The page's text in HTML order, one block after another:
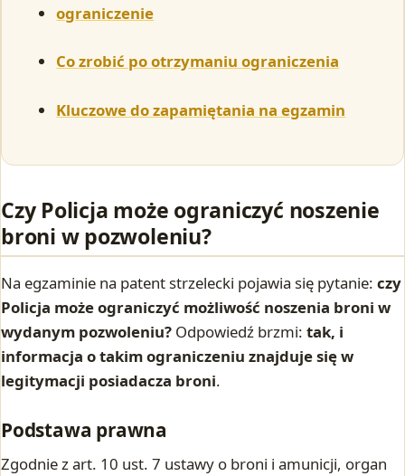
ograniczenie
Co zrobić po otrzymaniu ograniczenia
Kluczowe do zapamiętania na egzamin
Czy Policja może ograniczyć noszenie
broni w pozwoleniu?
Na egzaminie na patent strzelecki pojawia się pytanie: czy
Policja może ograniczyć możliwość noszenia broni w
wydanym pozwoleniu? Odpowiedź brzmi: tak, i
informacja o takim ograniczeniu znajduje się w
legitymacji posiadacza broni.
Podstawa prawna
Zgodnie z art. 10 ust. 7 ustawy o broni i amunicji, organ